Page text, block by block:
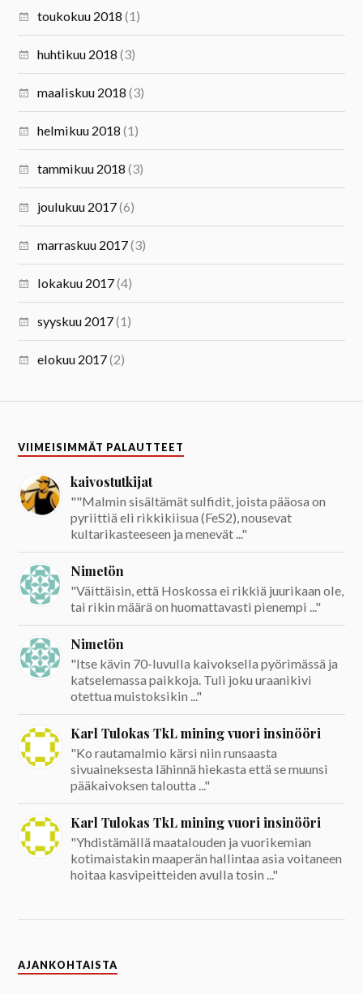
toukokuu 2018 (1)
huhtikuu 2018 (3)
maaliskuu 2018 (3)
helmikuu 2018 (1)
tammikuu 2018 (3)
joulukuu 2017(6)
marraskuu 2017(3)
lokakuu 2017(4)
syyskuu 2017(1)
elokuu 2017(2)
VIIMEISIMMÄT PALAUTTEET
kaivostutkijat
""Malmin sisältämät sulfidit, joista pääosa on
pyriittiä eli rikkikiisua (FeS2), nousevat
kultarikasteeseen ja menevät ..."
Nimetön
"Väittäisin, että Hoskossa ei rikkiä juurikaan ole,
tai rikin määrä on huomattavasti pienempi ..."
Nimetön
"Itse kävin 70-luvulla kaivoksella pyörimässä ja
katselemassa paikkoja. Tuli joku uraanikivi
otettua muistoksikin ..."
Karl Tulokas TkL mining vuori insinööri
"Ko rautamalmio kärsi niin runsaasta
sivuaineksesta lähinnä hiekasta että se muunsi
pääkaivoksen taloutta ..."
Karl Tulokas TkL mining vuori insinööri
"Yhdistämällä maatalouden ja vuorikemian
kotimaistakin maaperän hallintaa asia voitaneen
hoitaa kasvipeitteiden avulla tosin ..."
AJANKOHTAISTA